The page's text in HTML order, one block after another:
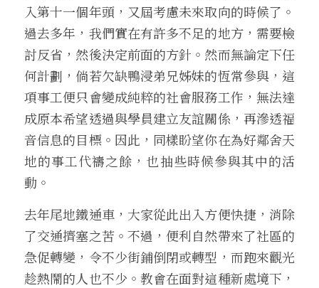
入第十一個年頭，又屆考慮未來取向的時候了。
過去多年，我們實在有許多不足的地方，需要檢
討反省，然後決定前面的方針。然而無論定下任
何計劃，倘若欠缺鴨浸弟兄姊妹的恆常參與，這
項事工便只會變成純粹的社會服務工作，無法達
成原本希望透過與學員建立友誼關係，再滲透福
音信息的目標。因此，同樣盼望你在為好鄰舍天
地的事工代禱之餘，也抽些時候參與其中的活
動。
去年尾地鐵通車，大家從此出入方便快捷，消除
了交通擠塞之苦。不過，便利自然帶來了社區的
急促轉變，令不少街鋪倒閉或轉型，而跑來觀光
趁熱鬧的人也不少。教會在面對這種新處境下，